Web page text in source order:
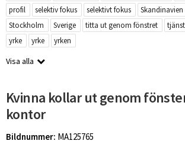
profil
selektiv fokus selektivt fokus Skandinavien
Stockholm
Sverige titta ut genom fönstret
yrke
yrke yrken
Visa alla
Kvinna kollar ut genom
kontor
Bildnummer: MA125765